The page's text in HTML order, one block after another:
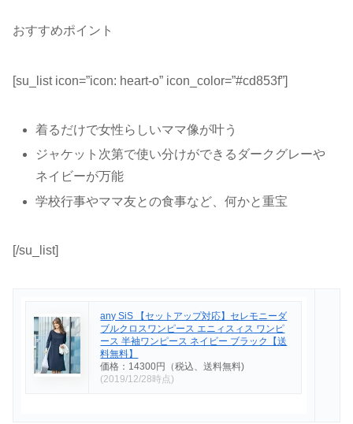
おすすめポイント
[su_list icon=”icon: heart-o” icon_color=”#cd853f”]
着るだけで女性らしいママ像が叶う
ジャケット次第で使い分けができるダークグレーや
ネイビーが万能
学校行事やママ友との食事など、何かと重宝
[/su_list]
any SiS 【セットアップ対応】セレモニーダ
ブルクロスワンピース エニィスィス ワンピ
ース 半袖ワンピース ネイビー ブラック【送
料無料】
価格：14300円（税込、送料無料)
(2019/12/28時点)